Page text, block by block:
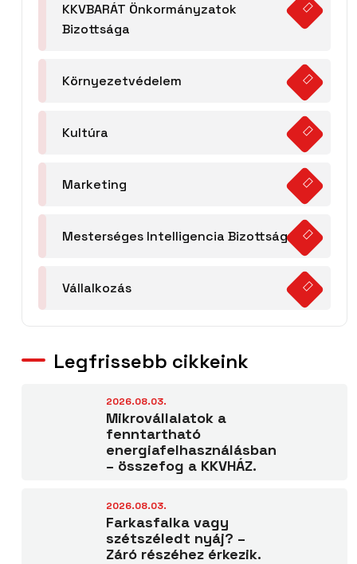
KKVBARÁT Önkormányzatok
Bizottsága
Környezetvédelem
Kultúra
Marketing
Mesterséges Intelligencia Bizottság
Vállalkozás
Legfrissebb cikkeink
2026.08.03.
Mikrovállalatok a
fenntartható
energiafelhasználásban
– összefog a KKVHÁZ.
2026.08.03.
Farkasfalka vagy
szétszéledt nyáj? –
Záró részéhez érkezik.